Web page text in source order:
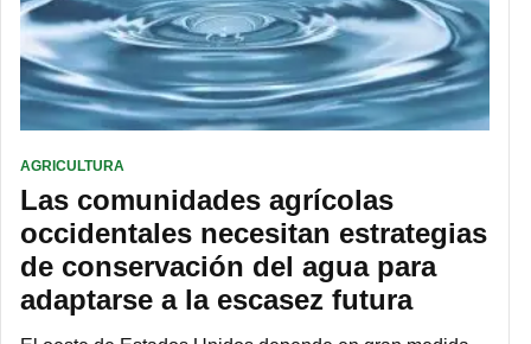
AGRICULTURA
Las comunidades agrícolas
occidentales necesitan estrategias
de conservación del agua para
adaptarse a la escasez futura